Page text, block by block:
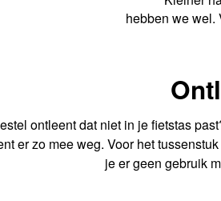
hebben we wel.
ontleent dat niet in je fietstas
er zo mee weg. Voor het
je er geen gebruik